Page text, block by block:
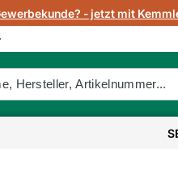
- jetzt mit